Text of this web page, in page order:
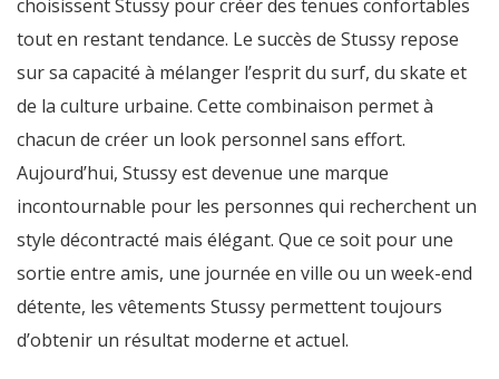
choisissent Stussy pour créer des tenues confortables
tout en restant tendance. Le succès de Stussy repose
sur sa capacité à mélanger l’esprit du surf, du skate et
de la culture urbaine. Cette combinaison permet à
chacun de créer un look personnel sans effort.
Aujourd’hui, Stussy est devenue une marque
incontournable pour les personnes qui recherchent un
style décontracté mais élégant. Que ce soit pour une
sortie entre amis, une journée en ville ou un week-end
détente, les vêtements Stussy permettent toujours
d’obtenir un résultat moderne et actuel.